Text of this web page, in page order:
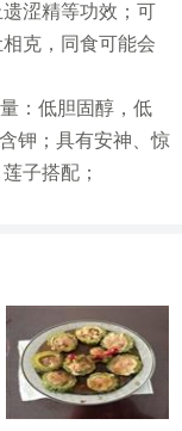
涩精等功效；可
克，同食可能会
：低胆固醇，低
钾；具有安神、惊
子搭配；